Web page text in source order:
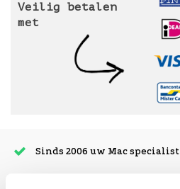
Veilig betalen
met
Sinds 2006 uw Mac specialist